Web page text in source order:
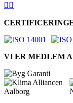
 
VI ER MEDLEM